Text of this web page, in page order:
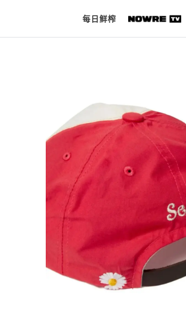
每日鲜榨
现客视点
每日栏目
时 尚
球 鞋
科 技